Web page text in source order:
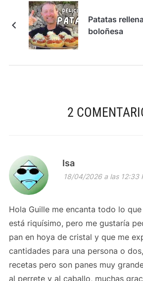
Patatas
boloñesa
2
Isa
18/04/2026 a las 12:33
Hola Guille me encanta todo lo
está riquísimo, pero me gustaría
pan en hoya de cristal y que me
cantidades para una persona o
recetas pero son panes muy
al perrete y al caballo, muchas